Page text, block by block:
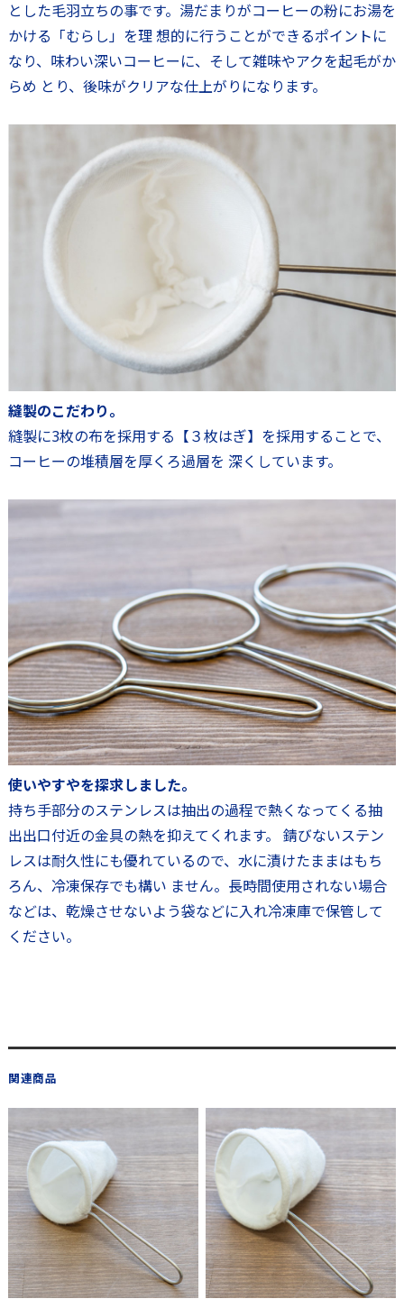
とした毛羽立ちの事です。湯だまりがコーヒーの粉にお湯を
かける「むらし」を理 想的に行うことができるポイントに
なり、味わい深いコーヒーに、そして雑味やアクを起毛がか
らめ とり、後味がクリアな仕上がりになります。
縫製のこだわり。
縫製に3枚の布を採用する【３枚はぎ】を採用することで、
コーヒーの堆積層を厚くろ過層を 深くしています。
使いやすやを探求しました。
持ち手部分のステンレスは抽出の過程で熱くなってくる抽
出出口付近の金具の熱を抑えてくれます。 錆びないステン
レスは耐久性にも優れているので、水に漬けたままはもち
ろん、冷凍保存でも構い ません。長時間使用されない場合
などは、乾燥させないよう袋などに入れ冷凍庫で保管して
ください。
関連商品